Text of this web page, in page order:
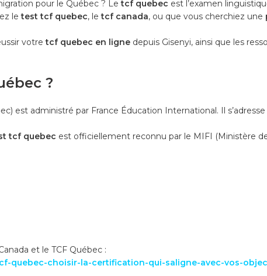
pour le Québec ? Letcf quebec est l’examen
letest tcf quebec, letcf canada, ou que vous cherchiez une
votretcf quebec en ligne depuis Gisenyi, ainsi que les
?
est administré par France Éducation International. Il
tcf quebec est officiellement reconnu par le MIFI (Ministère
et le TCF Québec :
quebec-choisir-la-certification-qui-saligne-avec-vos-